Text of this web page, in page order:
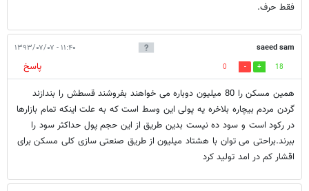
فقط حرف.
saeed sam ۱۱:۴۰ - ۱۳۹۳/۰۷/۰۷
18
0
پاسخ
همین مسکن را 80 میلیون دوباره می خواهند بفروشند قسطش را بندازند
گردن مردم بیچاره بلاخره یه پولی این وسط است که به علت اینکه تمام بازارها
در رکود است و سود ده نیست بدین طریق از این حجم پول حداکثر سود را
ببرند.براحتی می توان با هشتاد میلیون از طریق صنعتی سازی کلی مسکن برای
اقشار کم در امد تولید کرد